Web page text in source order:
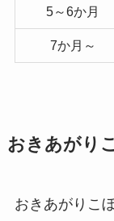
5～6か月
7か月～
おきあがり
おきあがりこ